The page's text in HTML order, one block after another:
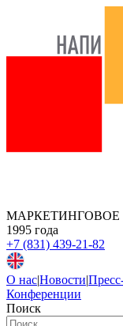
1995 года
+7 (831) 439-21-82
О нас|Новости|
Конференции
Поиск